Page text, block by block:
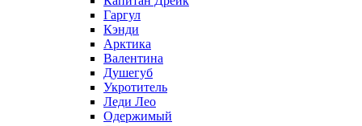
Гаргул
Кэнди
Арктика
Валентина
Душегуб
Укротитель
Леди Лео
Одержимый